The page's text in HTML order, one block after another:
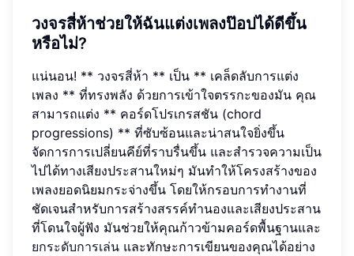
วงจรสี่ห้าช่วยให้ฉันแต่งเพลงป๊อปได้ดีขึ้น
หรือไม่?
แน่นอน! ** วงจรสี่ห้า ** เป็น ** เคล็ดลับการแต่ง
เพลง ** ที่ทรงพลัง ด้วยการเข้าใจตรรกะของมัน คุณ
สามารถแต่ง ** คอร์ดโปรเกรสชัน (chord
progressions) ** ที่ซับซ้อนและน่าสนใจยิ่งขึ้น
จัดการการเปลี่ยนคีย์ที่ราบรื่นขึ้น และสำรวจความเป็น
ไปได้ทางเสียงประสานใหม่ๆ มันทำให้โครงสร้างของ
เพลงยอดนิยมกระจ่างขึ้น โดยให้กรอบการทำงานที่
ชัดเจนสำหรับการสร้างสรรค์ทำนองและเสียงประสาน
ที่โดนใจผู้ฟัง มันช่วยให้คุณก้าวข้ามคอร์ดพื้นฐานและ
ยกระดับการเล่น และทักษะการเขียนของคุณได้อย่าง